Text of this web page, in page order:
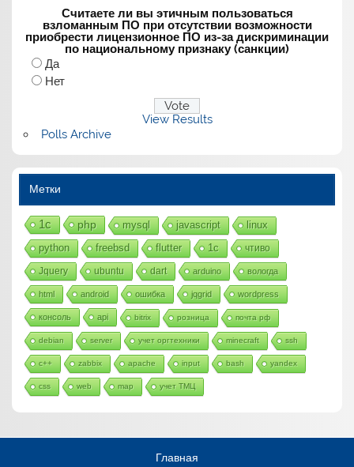
Считаете ли вы этичным пользоваться
взломанным ПО при отсутствии возможности
приобрести лицензионное ПО из-за дискриминации
по национальному признаку (санкции)
Да
Нет
View Results
Polls Archive
Метки
1с php mysql javascript linux
python freebsd flutter 1c чтиво
Jquery ubuntu dart arduino вологда
html android ошибка jqgrid wordpress
консоль api bitrix розница почта рф
debian server учет оргтехники minecraft ssh
c++ zabbix apache input bash yandex
css web map учет ТМЦ
Главная